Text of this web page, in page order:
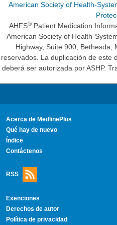
American Society of Health-
AHFS® Patient Medication
American Society of Health-
Highway, Suite 900, Bethesda,
reservados. La duplicación de este
deberá ser autorizada por ASHP.
Acerca de MedlinePlus
Qué hay de nuevo
Índice
Contáctenos
RSS
Exenciones
Derechos de autor
Política de privacidad